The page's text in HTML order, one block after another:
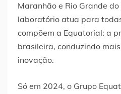
Maranhão e Rio Grande
laboratório atua para
compõem a Equatorial: a
brasileira, conduzindo
inovação.
Só em 2024, o Grupo